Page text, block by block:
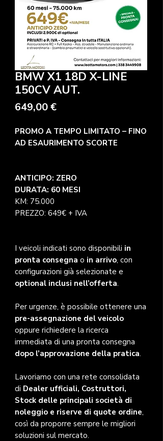
BMW X1 18D X-LINE
150CV AUT.
649,00 €Prezzo
PROMO A TEMPO LIMITATO – FINO
AD ESAURIMENTO SCORTE
ANTICIPO: ZERO
DURATA: 60 MESI
KM: 75.000
PREZZO: 649€ + IVA
I veicoli indicati sono disponibili in
pronta consegna o in arrivo, con
configurazioni già selezionate e
optional inclusi nell’offerta.
Per urgenze, è possibile ottenere una
pre-assegnazione del veicolo
oppure richiedere la ricerca
immediata di una pronta consegna
dopo l’approvazione della pratica.
Lavoriamo con una rete consolidata
di Dealer ufficiali, Costruttori,
Stock delle principali società di
noleggio e riserve di quote ordine,
così da proporre sempre le migliori
soluzioni sul mercato.